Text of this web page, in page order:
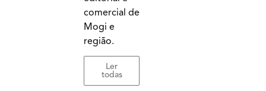
comercial de
Mogi e
região.
Ler
todas